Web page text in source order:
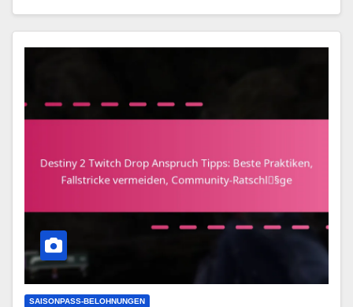
SAISONPASS-BELOHNUNGEN